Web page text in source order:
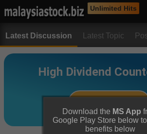
Unlimited Hits
Latest Discussion Latest Topic
Download the MS App
Google Play Store below
benefits below